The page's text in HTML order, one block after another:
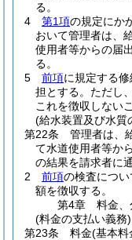
る。
4
第1項の規定にか
おいて管理者は、
使用者等からの届
る。
5
前項に規定する
担とする。 ただし
これを徴収しない
(給水装置及び水質
第22条
管理者は、
て水道使用者等か
の結果を請求者に
2
前項の検査につ
額を徴収する。
第4章
料金
(料金の支払い義務)
第23条
料金(基本料